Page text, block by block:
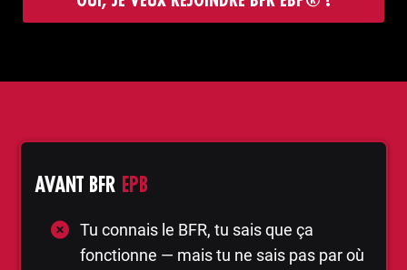
AVANT BFR EPB
Tu connais le BFR, tu sais que ça
fonctionne — mais tu ne sais pas par où